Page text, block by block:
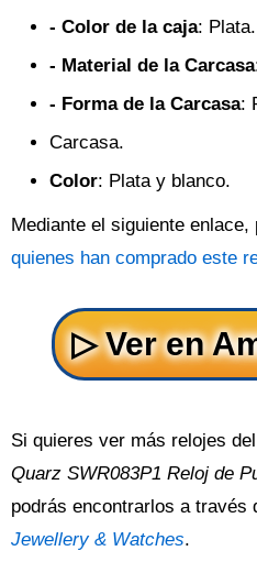
- Color de la caja: Plata.
- Material de la Carcasa
- Forma de la Carcasa:
Carcasa.
Color: Plata y blanco.
Mediante el siguiente enlace,
quienes han comprado este
Si quieres ver más relojes
Quarz SWR083P1 Reloj de
podrás encontrarlos a través
Jewellery & Watches.